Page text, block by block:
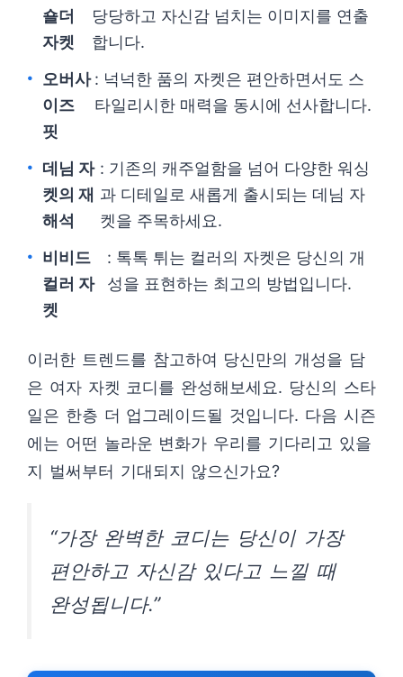
숄더
자켓
당당하고 자신감 넘치는 이미지를 연출
합니다.
오버사
이즈
핏
: 넉넉한 품의 자켓은 편안하면서도 스
타일리시한 매력을 동시에 선사합니다.
데님 자
켓의 재
해석
: 기존의 캐주얼함을 넘어 다양한 워싱
과 디테일로 새롭게 출시되는 데님 자
켓을 주목하세요.
비비드
컬러 자
켓
: 톡톡 튀는 컬러의 자켓은 당신의 개
성을 표현하는 최고의 방법입니다.
이러한 트렌드를 참고하여 당신만의 개성을 담
은 여자 자켓 코디를 완성해보세요. 당신의 스타
일은 한층 더 업그레이드될 것입니다. 다음 시즌
에는 어떤 놀라운 변화가 우리를 기다리고 있을
지 벌써부터 기대되지 않으신가요?
“가장 완벽한 코디는 당신이 가장
편안하고 자신감 있다고 느낄 때
완성됩니다.”